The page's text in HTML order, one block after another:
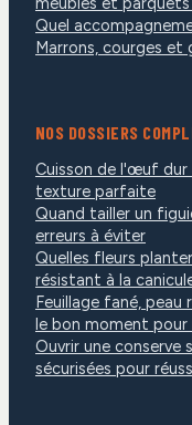
Quel
Marrons, courges
NOS DOSSIERS
Cuisson de l'œuf dur
texture parfaite
Quand tailler un
erreurs à éviter
Quelles fleurs
résistant à la
Feuillage fané, peau
le bon moment
Ouvrir une conserve
sécurisées pour